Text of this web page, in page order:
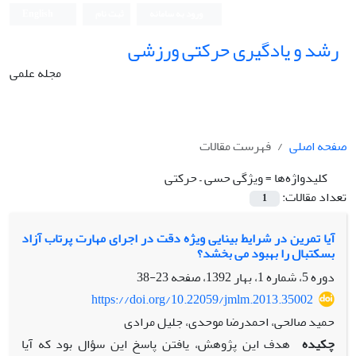
رشد و یادگیری حرکتی ورزشی
مجله علمی
صفحه اصلی
فهرست مقالات
کلیدواژه‌ها =ویژگی حسی – حرکتی
تعداد مقالات:
1
آیا تمرین در شرایط بینایی ویژه دقت در اجرای مهارت پرتاب آزاد
بسکتبال را بهبود می بخشد؟
دوره 5، شماره 1، بهار 1392، صفحه
23-38
https://doi.org/10.22059/jmlm.2013.35002
حمید صالحی، احمدرضا موحدی، جلیل مرادی
چکیده هدف این پژوهش، یافتن پاسخ این سؤال بود که آیا